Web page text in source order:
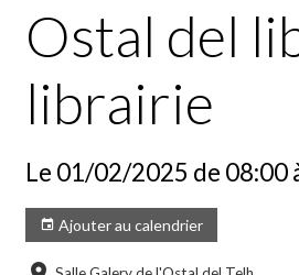
Ostal del
librairie
Le 01/02/2025 de 08:00
Ajouter au calendrier